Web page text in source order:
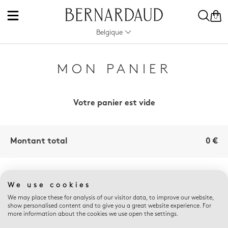
0
Belgique
MON PANIER
Votre panier est vide
Montant total 0 €
AVANTAGES E-
BOUTIQUE
We use cookies
We may place these for analysis of our visitor data, to improve our website,
show personalised content and to give you a great website experience. For
more information about the cookies we use open the settings.